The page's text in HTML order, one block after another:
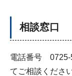
相談窓口
電話番号 0725-
てご相談ください